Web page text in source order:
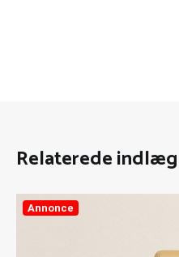
Relaterede indlæg
Annonce